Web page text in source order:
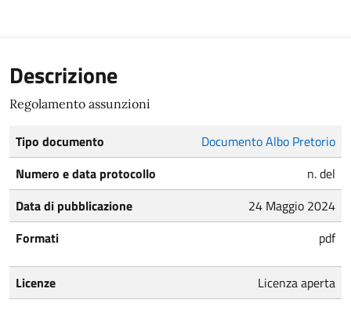
Descrizione
Regolamento assunzioni
Tipo documento
Documento Albo Pretorio
Numero e data protocollo
n. del
Data di pubblicazione
24 Maggio 2024
Formati
pdf
Licenze Licenza aperta